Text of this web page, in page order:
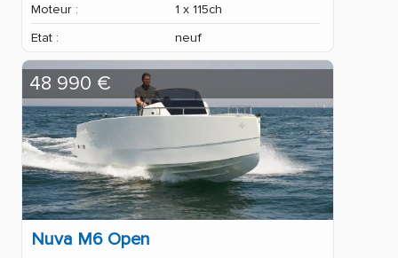
Moteur :
1 x 115ch
Etat :
neuf
Nuva M6 Open
48 990 €